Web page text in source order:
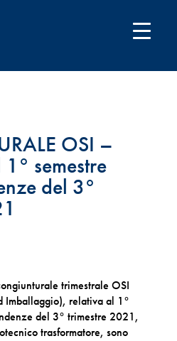
OSI –
semestre
del 3°
trimestrale OSI
Imballaggio), relativa al 1°
del 3° trimestre 2021,
trasformatore, sono